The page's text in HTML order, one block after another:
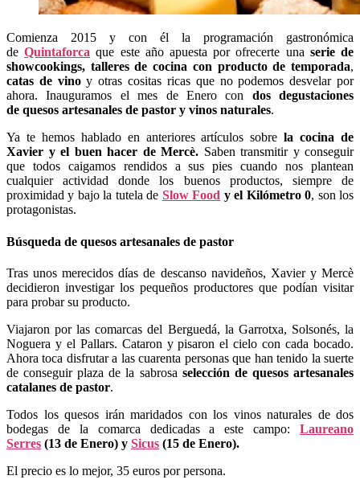
Comienza 2015 y con él la programación gastronómica
deQuintaforca que este año apuesta por ofrecerte una serie de
showcookings, talleres de cocina con producto de temporada,
catas de vinoy otras cositas ricas que no podemos desvelar por
ahora. Inauguramos el mes de Enero con dos degustaciones
de quesos artesanales de pastor y vinos naturales.
Ya te hemos hablado en anteriores artículos sobrela cocina de
Xavier y el buen hacer de Mercè. Saben transmitir y conseguir
que todos caigamos rendidos a sus pies cuando nos plantean
cualquier actividad donde los buenos productos, siempre de
proximidad y bajo la tutela de Slow Food y el Kilómetro 0, son los
protagonistas.
Búsqueda de quesos artesanales de pastor
Tras unos merecidos días de descanso navideños, Xavier y Mercè
decidieron investigar los pequeños productores que podían visitar
para probar su producto.
Viajaron por las comarcas del Berguedá, la Garrotxa, Solsonés, la
Noguera y el Pallars. Cataron y pisaron el cielo con cada bocado.
Ahora toca disfrutar a las cuarenta personas que han tenido la suerte
de conseguir plaza de la sabrosa selección de quesos artesanales
catalanes de pastor.
Todos los quesos irán maridados con los vinos naturales de dos
bodegas de la comarca dedicadas a este campo: Laureano
Serres (13 de Enero) y Sicus (15 de Enero).
El precio es lo mejor, 35 euros por persona.